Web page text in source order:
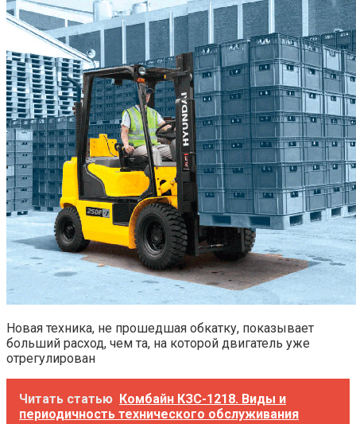
Новая техника, не прошедшая обкатку, показывает
больший расход, чем та, на которой двигатель уже
отрегулирован
Читать статью Комбайн КЗС-1218. Виды и
периодичность технического обслуживания